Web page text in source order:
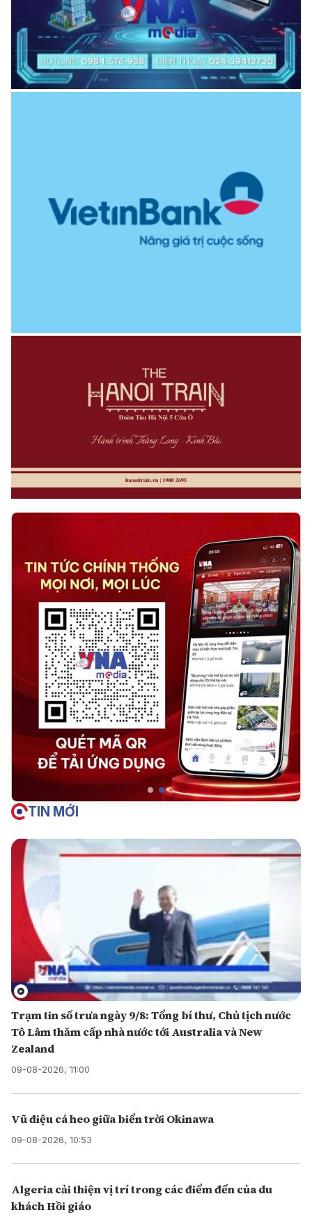
TIN MỚI
Trạm tin số trưa ngày 9/8: Tổng bí thư, Chủ tịch nước
Tô Lâm thăm cấp nhà nước tới Australia và New
Zealand
09-08-2026, 11:00
Vũ điệu cá heo giữa biển trời Okinawa
09-08-2026, 10:53
Algeria cải thiện vị trí trong các điểm đến của du
khách Hồi giáo